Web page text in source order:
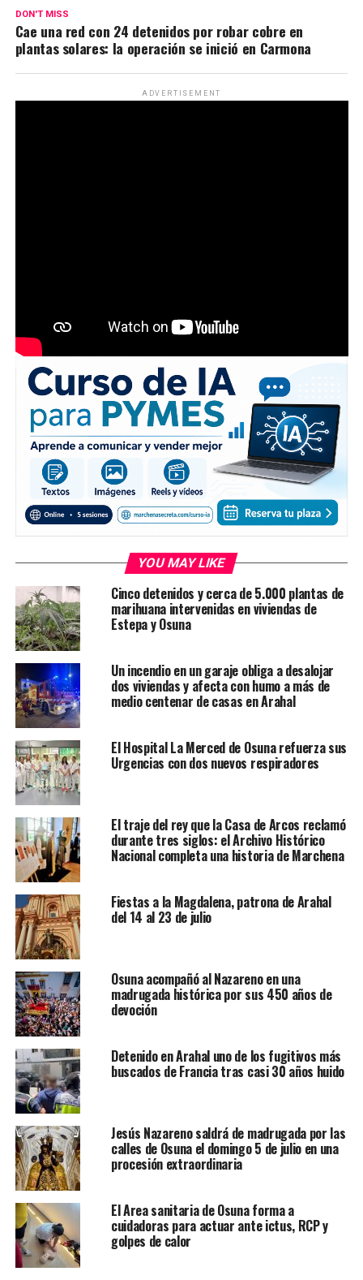
DON'T MISS
Cae una red con 24 detenidos por robar cobre en
plantas solares: la operación se inició en Carmona
ADVERTISEMENT
YOU MAY LIKE
Cinco detenidos y cerca de 5.000 plantas de
marihuana intervenidas en viviendas de
Estepa y Osuna
Un incendio en un garaje obliga a desalojar
dos viviendas y afecta con humo a más de
medio centenar de casas en Arahal
El Hospital La Merced de Osuna refuerza sus
Urgencias con dos nuevos respiradores
El traje del rey que la Casa de Arcos reclamó
durante tres siglos: el Archivo Histórico
Nacional completa una historia de Marchena
Fiestas a la Magdalena, patrona de Arahal
del 14 al 23 de julio
Osuna acompañó al Nazareno en una
madrugada histórica por sus 450 años de
devoción
Detenido en Arahal uno de los fugitivos más
buscados de Francia tras casi 30 años huido
Jesús Nazareno saldrá de madrugada por las
calles de Osuna el domingo 5 de julio en una
procesión extraordinaria
El Area sanitaria de Osuna forma a
cuidadoras para actuar ante ictus, RCP y
golpes de calor